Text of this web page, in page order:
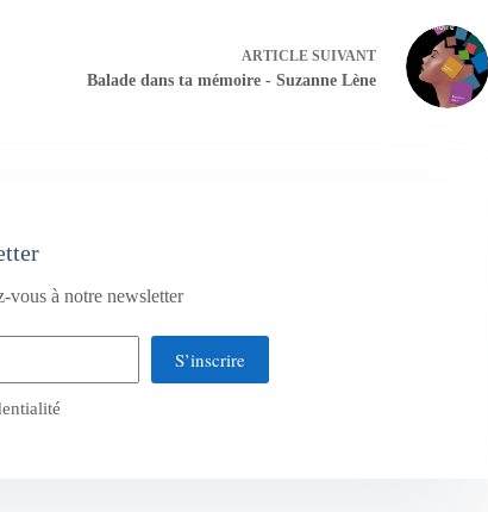
ARTICLESUIVANT
Balade dans ta mémoire - Suzanne Lène
vous à notre newsletter
S’inscrire